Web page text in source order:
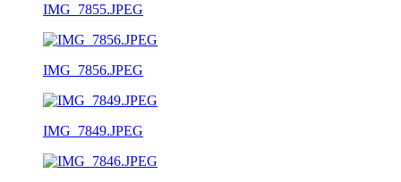
IMG_7855.JPEG
IMG_7856.JPEG
IMG_7849.JPEG